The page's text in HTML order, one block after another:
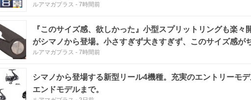
ルアマガプラス - 7時間前
『このサイズ感、欲しかった』小型スプリットリングも楽々
がシマノから登場。小さすぎず大きすぎず、このサイズ感が
ルアマガプラス - 7時間前
シマノから登場する新型リール4機種。充実のエントリーモ
エンドモデルまで。